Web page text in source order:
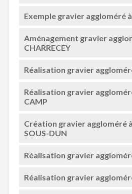
Exemple gravier aggloméré à
Aménagement gravier
CHARRECEY
Réalisation gravier
Réalisation gravier
CAMP
Création gravier aggloméré à
SOUS-DUN
Réalisation gravier
Réalisation gravier